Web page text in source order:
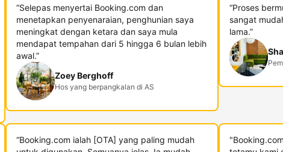
“Selepas menyertai Booking.com dan
menetapkan penyenaraian, penghunian saya
meningkat dengan ketara dan saya mula
mendapat tempahan dari 5 hingga 6 bulan lebih
awal.”
Zoey Berghoff
Hos yang berpangkalan di AS
“Proses
sangat
lama.”
“Booking.com ialah [OTA] yang paling mudah